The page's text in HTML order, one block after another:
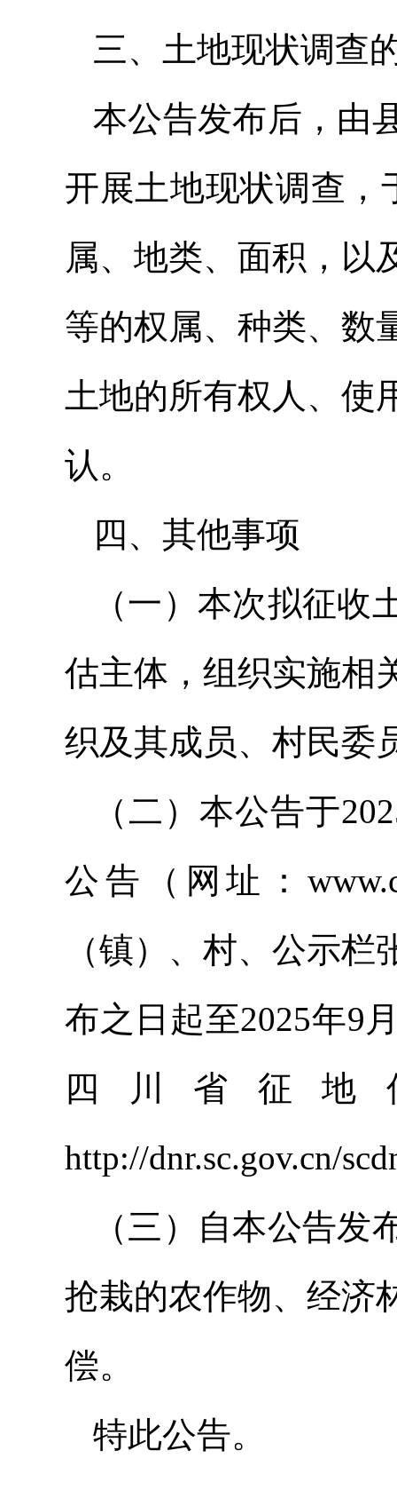
三、土地现状调查
本公告发布后，由
开展土地现状调查，
属、地类、面积，以
等的权属、种类、数
土地的所有权人、使
认。
四、其他事项
（一）本次拟征
估主体，组织实施相
织及其成员、村民委
（二）本公告于
公告（网址：
（镇）、村、公示
布之日起至2025年9
四川省征地
http://dnr.sc.gov.cn/
（三）自本公告
抢栽的农作物、经济
偿。
特此公告。